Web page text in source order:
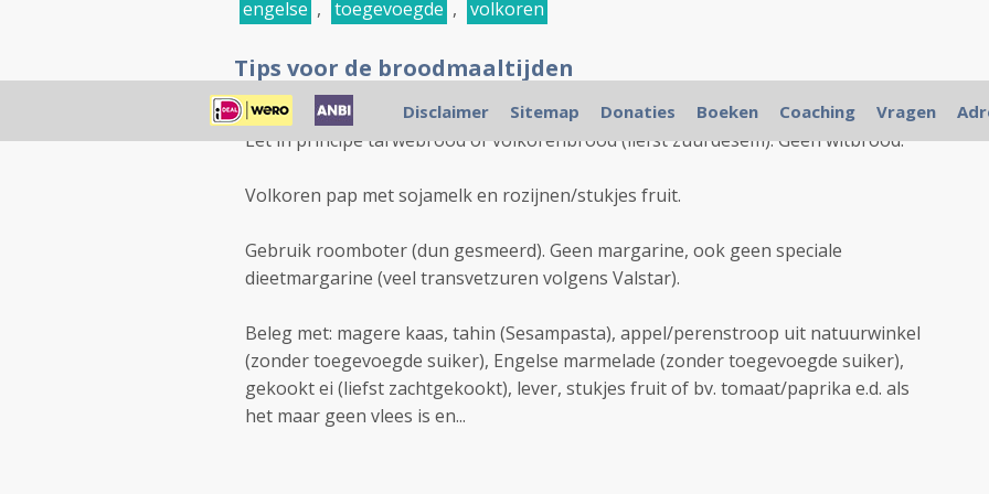
engelse , toegevoegde , volkoren
Tips voor de broodmaaltijden
Posted 28/11/2009 14:13:56
Eet in principe tarwebrood of volkorenbrood (liefst zuurdesem). Geen witbrood.
Volkoren pap met sojamelk en rozijnen/stukjes fruit.
Gebruik roomboter (dun gesmeerd). Geen margarine, ook geen speciale
dieetmargarine (veel transvetzuren volgens Valstar).
Beleg met: magere kaas, tahin (Sesampasta), appel/perenstroop uit natuurwinkel
(zonder toegevoegde suiker), Engelse marmelade (zonder toegevoegde suiker),
gekookt ei (liefst zachtgekookt), lever, stukjes fruit of bv. tomaat/paprika e.d. als
het maar geen vlees is en...
Disclaimer Sitemap Donaties Boeken Coaching Vragen